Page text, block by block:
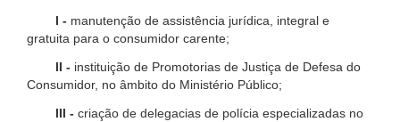
I - manutenção de assistência jurídica, integral e
gratuita para o consumidor carente;
II - instituição de Promotorias de Justiça de Defesa do
Consumidor, no âmbito do Ministério Público;
III - criação de delegacias de polícia especializadas no